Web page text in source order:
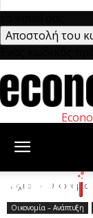
Αρχική
Οικονομία – Ανάπτυξη